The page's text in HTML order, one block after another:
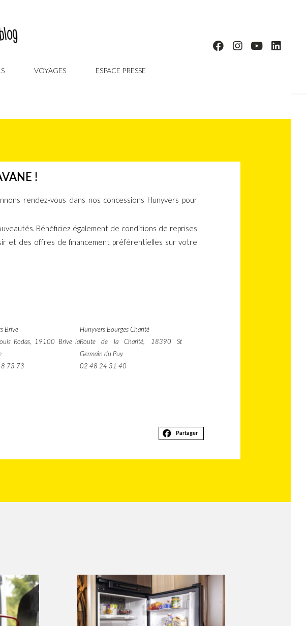
VOYAGES ESPACE PRESSE
!
rendez-vous dans nos concessions Hunyvers pour
Bénéficiez également de conditions de reprises
et des offres de financement préférentielles sur votre
Brive
Rodas, 19100 Brive la
73 73
Hunyvers Bourges Charité
Route de la Charité, 18390 St
Germain du Puy
02 48 24 31 40
Partager